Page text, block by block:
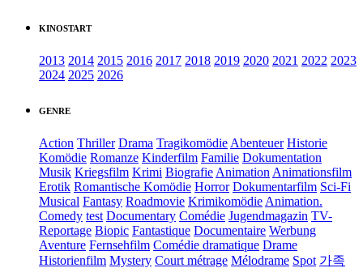
KINOSTART
2013 2014 2015 2016 2017 2018 2019 2020 2021 2022 2023
2024 2025 2026
GENRE
Action Thriller Drama Tragikomödie Abenteuer Historie
Komödie Romanze Kinderfilm Familie Dokumentation
Musik Kriegsfilm Krimi Biografie Animation Animationsfilm
Erotik Romantische Komödie Horror Dokumentarfilm Sci-Fi
Musical Fantasy Roadmovie Krimikomödie Animation.
Comedy test Documentary Comédie Jugendmagazin TV-
Reportage Biopic Fantastique Documentaire Werbung
Aventure Fernsehfilm Comédie dramatique Drame
Historienfilm Mystery Court métrage Mélodrame Spot 가족